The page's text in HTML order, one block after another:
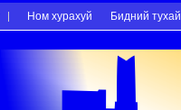
Ном хурахуй Бидний тухай